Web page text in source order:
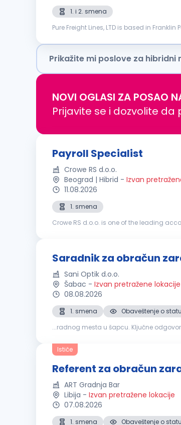
1. i 2. smena
Pure Freight Lines, LTD is based in
Prikažite mi poslove za hibridni
NOVI OGLASI ZA POSAO
Prijavite se i dozvolite da
Payroll Specialist
Crowe RS d.o.o.
Beograd | Hibrid - Izvan
11.08.2026
1. smena
Crowe RS d.o.o. is one of the leading
Saradnik za obračun
Sani Optik d.o.o.
Šabac - Izvan pretražene lokacije
08.08.2026
1. smena
Obaveštenje o
Ističe
Referent za obračun
ART Gradnja Bar
Libija - Izvan pretražene lokacije
07.08.2026
1. smena
Obaveštenje o